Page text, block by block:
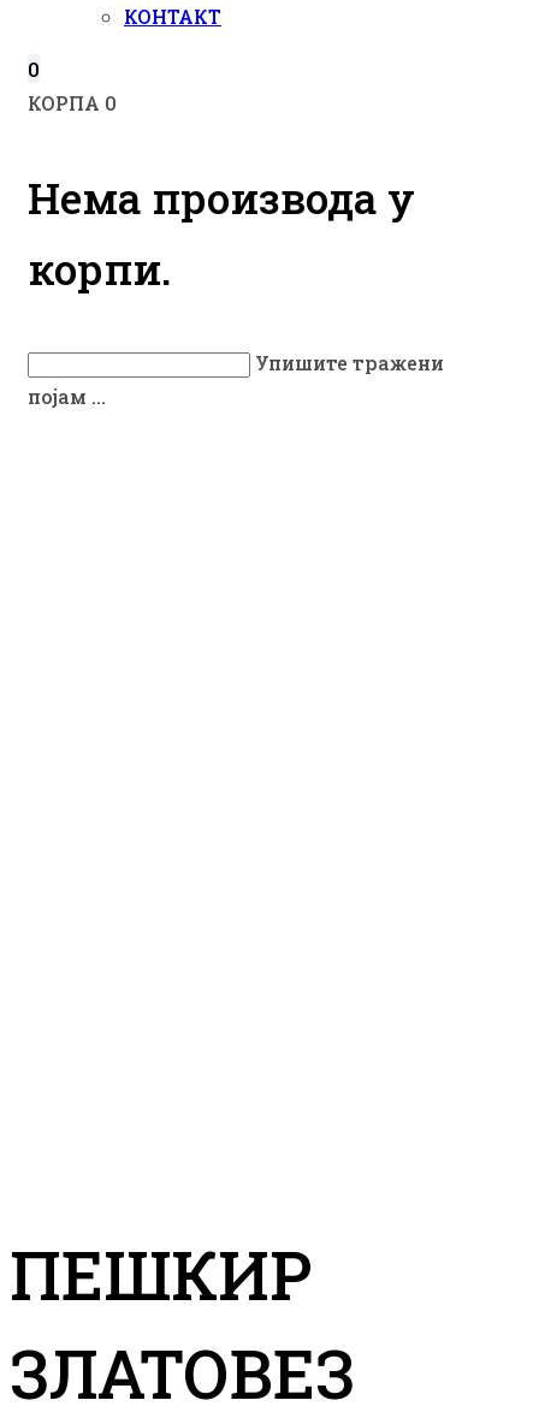
КОНТАКТ
0
КОРПА 0
Нема производа у
корпи.
Упишите тражени
појам ...
ПЕШКИР
ЗЛАТОВЕЗ